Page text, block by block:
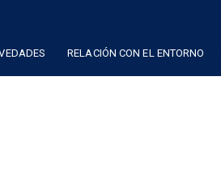
RELACIÓN CON EL ENTORNO